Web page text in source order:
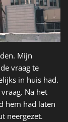
Mijn
vraag te
in huis had.
Na het
hem had laten
neergezet.